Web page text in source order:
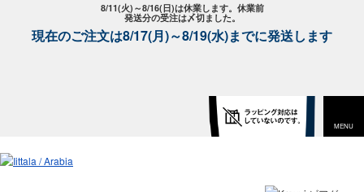
8/11(火)～8/16(日)は休業します。休業前
発送分の受注は〆切ました。
現在のご注文は8/17(月)～8/19(水)までに発送します
MENU